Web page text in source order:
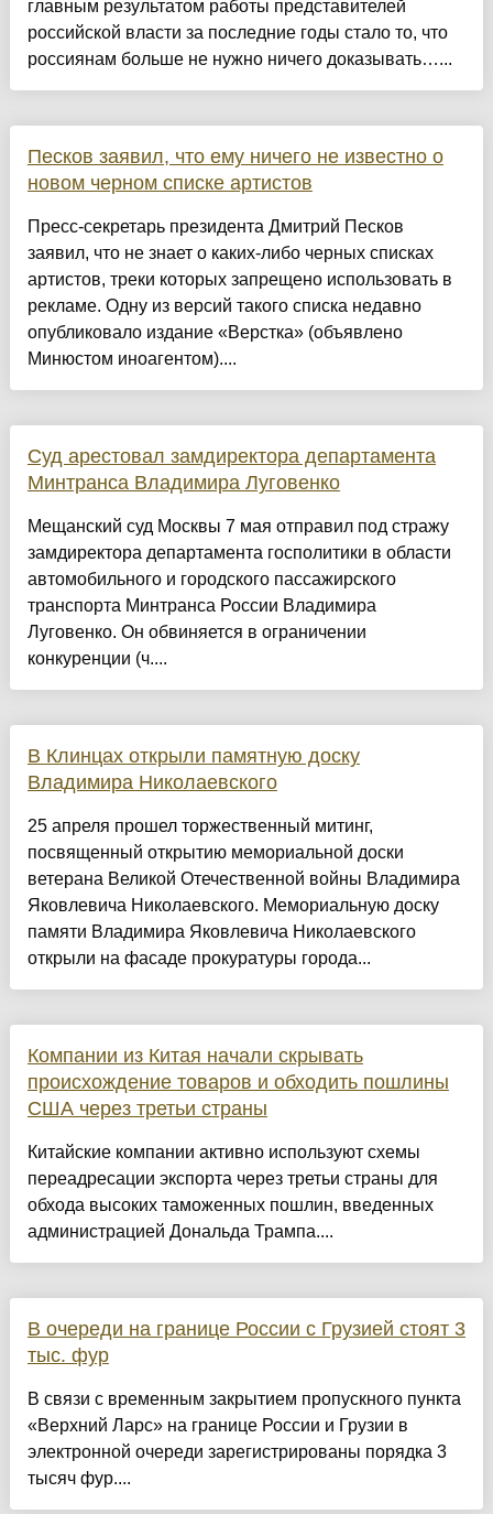
главным результатом работы представителей
российской власти за последние годы стало то, что
россиянам больше не нужно ничего доказывать…...
Песков заявил, что ему ничего не известно о
новом черном списке артистов
Пресс-секретарь президента Дмитрий Песков
заявил, что не знает о каких-либо черных списках
артистов, треки которых запрещено использовать в
рекламе. Одну из версий такого списка недавно
опубликовало издание «Верстка» (объявлено
Минюстом иноагентом)....
Суд арестовал замдиректора департамента
Минтранса Владимира Луговенко
Мещанский суд Москвы 7 мая отправил под стражу
замдиректора департамента госполитики в области
автомобильного и городского пассажирского
транспорта Минтранса России Владимира
Луговенко. Он обвиняется в ограничении
конкуренции (ч....
В Клинцах открыли памятную доску
Владимира Николаевского
25 апреля прошел торжественный митинг,
посвященный открытию мемориальной доски
ветерана Великой Отечественной войны Владимира
Яковлевича Николаевского. Мемориальную доску
памяти Владимира Яковлевича Николаевского
открыли на фасаде прокуратуры города...
Компании из Китая начали скрывать
происхождение товаров и обходить пошлины
США через третьи страны
Китайские компании активно используют схемы
переадресации экспорта через третьи страны для
обхода высоких таможенных пошлин, введенных
администрацией Дональда Трампа....
В очереди на границе России с Грузией стоят 3
тыс. фур
В связи с временным закрытием пропускного пункта
«Верхний Ларс» на границе России и Грузии в
электронной очереди зарегистрированы порядка 3
тысяч фур....